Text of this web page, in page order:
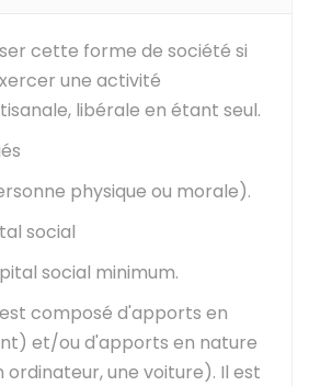
cette forme de société si
une activité
libérale en étant seul.
physique ou morale).
social
social minimum.
composé d'apports en
et/ou d'apports en nature
ordinateur, une voiture). Il est